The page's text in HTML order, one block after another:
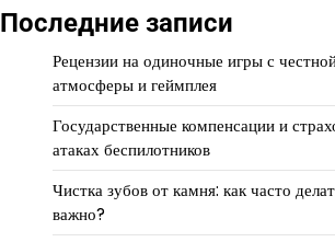
Последние записи
Рецензии на одиночные игры с
атмосферы и геймплея
Государственные компенсации и
атаках беспилотников
Чистка зубов от камня: как часто
важно?